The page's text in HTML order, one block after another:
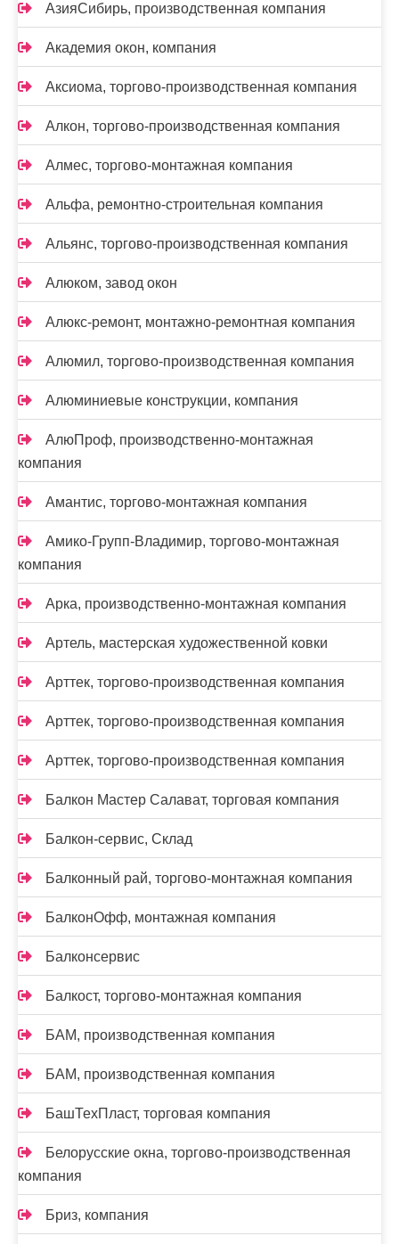
АзияСибирь, производственная компания
Академия окон, компания
Аксиома, торгово-производственная компания
Алкон, торгово-производственная компания
Алмес, торгово-монтажная компания
Альфа, ремонтно-строительная компания
Альянс, торгово-производственная компания
Алюком, завод окон
Алюкс-ремонт, монтажно-ремонтная компания
Алюмил, торгово-производственная компания
Алюминиевые конструкции, компания
АлюПроф, производственно-монтажная
компания
Амантис, торгово-монтажная компания
Амико-Групп-Владимир, торгово-монтажная
компания
Арка, производственно-монтажная компания
Артель, мастерская художественной ковки
Арттек, торгово-производственная компания
Арттек, торгово-производственная компания
Арттек, торгово-производственная компания
Балкон Мастер Салават, торговая компания
Балкон-сервис, Склад
Балконный рай, торгово-монтажная компания
БалконОфф, монтажная компания
Балконсервис
Балкост, торгово-монтажная компания
БАМ, производственная компания
БАМ, производственная компания
БашТехПласт, торговая компания
Белорусские окна, торгово-производственная
компания
Бриз, компания